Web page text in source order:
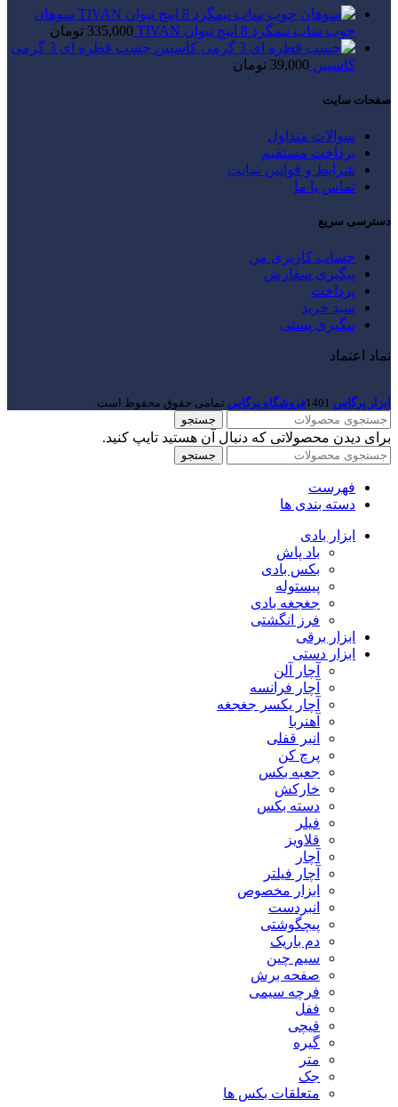
سوهان
چوب ساب نیمگرد 8 اینچ تیوان TIVAN
335,000 تومان
چسب قطره ای 3 گرمی
کاسپین 39,000 تومان
صفحات سایت
سوالات متداول
پرداخت مستقیم
شرایط و قوانین سایت
تماس با ما
دسترسی سریع
حساب کاربری من
پیگیری سفارش
پرداخت
سبد خرید
پیگیری پستی
نماد اعتماد
ابزار پرگاس 1401فروشگاه پرگاس.تمامی حقوق محفوظ است.
جستجو
برای دیدن محصولاتی که دنبال آن هستید تایپ کنید.
جستجو
فهرست
دسته بندی ها
ابزار بادی
باد پاش
بکس بادی
پیستوله
جغجغه بادی
فرز انگشتی
ابزار برقی
ابزار دستی
آچار آلن
آچار فرانسه
آچار یکسر جغجغه
آهنربا
انبر قفلی
پرچ کن
جعبه بکس
خارکش
دسته بکس
فیلر
قلاویز
آچار
آچار فیلتر
ابزار مخصوص
انبردست
پیچگوشتی
دم باریک
سیم چین
صفحه برش
فرچه سیمی
ففل
قیچی
گیره
متر
جک
متعلقات بکس ها